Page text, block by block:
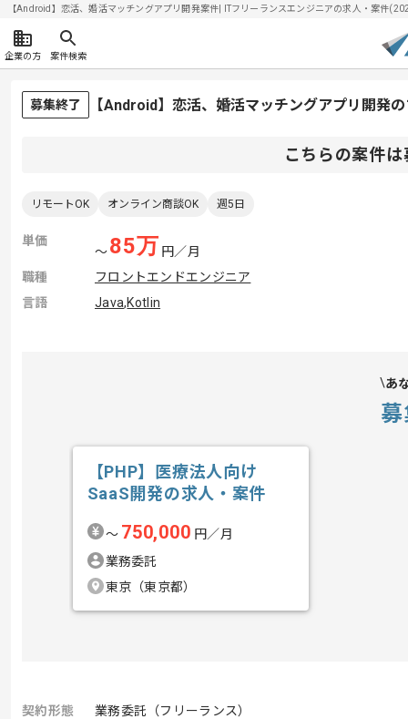
【Android】恋活、婚活マッチングアプリ開発案件| ITフリーランスエンジニアの求人・案件
企業の方 案件検索
募集終了 【Android】恋活、婚活マッチングアプリ開発
こちらの案件
リモートOK オンライン商談OK 週5日
単価
〜85万 円／月
職種
フロントエンドエンジニア
言語
Java,Kotlin
あ
【PHP】医療法人向け
SaaS開発の求人・案件
〜 750,000 円／月
業務委託
東京（東京都）
契約形態
業務委託（フリーランス）